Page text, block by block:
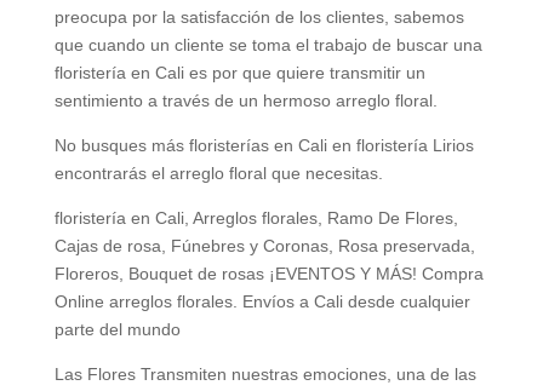
preocupa por la satisfacción de los clientes, sabemos
que cuando un cliente se toma el trabajo de buscar una
floristería en Cali es por que quiere transmitir un
sentimiento a través de un hermoso arreglo floral.
No busques más floristerías en Cali en floristería Lirios
encontrarás el arreglo floral que necesitas.
floristería en Cali, Arreglos florales, Ramo De Flores,
Cajas de rosa, Fúnebres y Coronas, Rosa preservada,
Floreros, Bouquet de rosas ¡EVENTOS Y MÁS! Compra
Online arreglos florales. Envíos a Cali desde cualquier
parte del mundo
Las Flores Transmiten nuestras emociones, una de las